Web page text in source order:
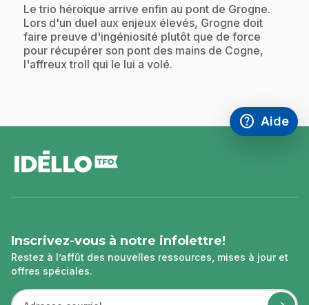
.Le trio héroïque arrive enfin au pont de Grogne.
Lors d'un duel aux enjeux élevés, Grogne doit
faire preuve d'ingéniosité plutôt que de force
pour récupérer son pont des mains de Cogne,
l'affreux troll qui le lui a volé.
help
Accéder à
Aide
,Ce lien
de
page
Inscrivez-vous à notre infolettre!
Restez à l’affût des nouvelles ressources, mises à jour et
offres spéciales.